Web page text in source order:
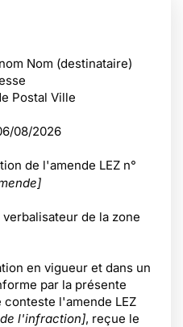
Nom (destinataire)
Postal Ville
08/2026
de l'amende LEZ n°
de la zone
en vigueur et dans un
par la présente
l'amende LEZ
l'infraction], reçue le